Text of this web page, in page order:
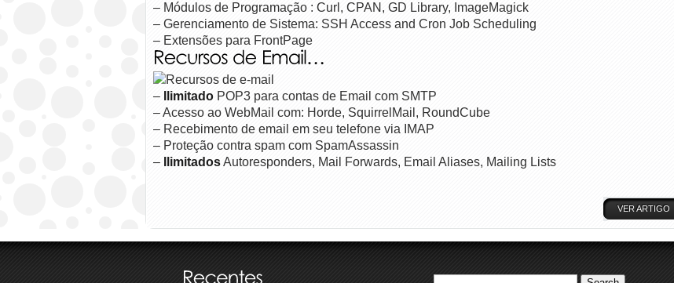
– Módulos de Programação : Curl, CPAN, GD Library, ImageMagick
– Gerenciamento de Sistema: SSH Access and Cron Job Scheduling
– Extensões para FrontPage
– IlimitadoPOP3 para contas de Email com SMTP
– Acesso ao WebMail com: Horde, SquirrelMail, RoundCube
– Recebimento de email em seu telefone via IMAP
– Proteção contra spam com SpamAssassin
–
IlimitadosAutoresponders, Mail Forwards, Email Aliases, Mailing Lists
VER ARTIGO